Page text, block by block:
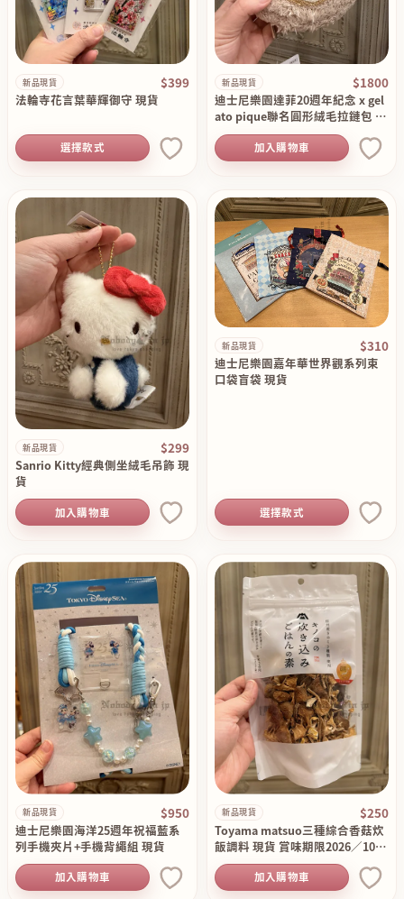
新品現貨 $399
法輪寺花言葉華輝御守 現貨
選擇款式
新品現貨 $1800
迪士尼樂園達菲20週年紀念 x gel
ato pique聯名圓形絨毛拉鏈包 現
貨
加入購物車
新品現貨 $299
Sanrio Kitty經典側坐絨毛吊飾 現
貨
加入購物車
新品現貨 $310
迪士尼樂園嘉年華世界觀系列束
口袋盲袋 現貨
選擇款式
新品現貨 $950
迪士尼樂園海洋25週年祝福藍系
列手機夾片+手機背繩組 現貨
加入購物車
新品現貨 $250
Toyama matsuo三種綜合香菇炊
飯調料 現貨 賞味期限2026／10／
20
加入購物車